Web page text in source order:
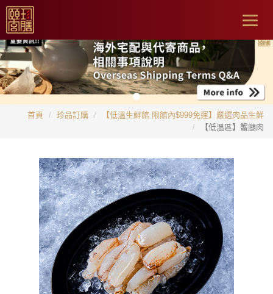
首頁 珍品訂購
【低溫生鮮館 限館內$999免運】嚴選肉品生鮮
【低溫區】蟹腿肉